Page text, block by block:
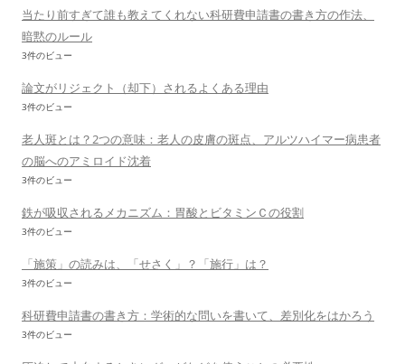
当たり前すぎて誰も教えてくれない科研費申請書の書き方の作法、
暗黙のルール
3件のビュー
論文がリジェクト（却下）されるよくある理由
3件のビュー
老人斑とは？2つの意味：老人の皮膚の斑点、アルツハイマー病患者
の脳へのアミロイド沈着
3件のビュー
鉄が吸収されるメカニズム：胃酸とビタミンＣの役割
3件のビュー
「施策」の読みは、「せさく」？「施行」は？
3件のビュー
科研費申請書の書き方：学術的な問いを書いて、差別化をはかろう
3件のビュー